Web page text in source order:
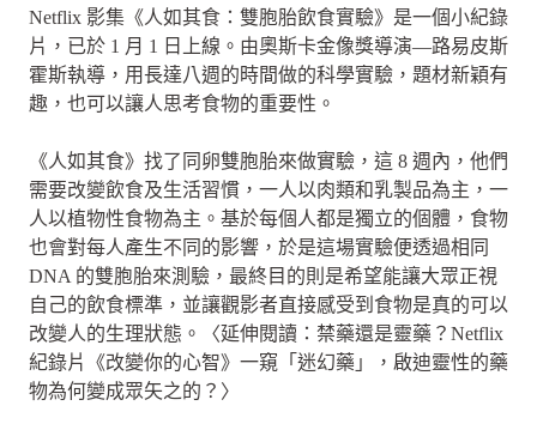
Netflix 影集《人如其食：雙胞胎飲食實驗》是一個小紀錄
片，已於 1 月 1 日上線。由奧斯卡金像獎導演—路易皮斯
霍斯執導，用長達八週的時間做的科學實驗，題材新穎有
趣，也可以讓人思考食物的重要性。
《人如其食》找了同卵雙胞胎來做實驗，這 8 週內，他們
需要改變飲食及生活習慣，一人以肉類和乳製品為主，一
人以植物性食物為主。基於每個人都是獨立的個體，食物
也會對每人產生不同的影響，於是這場實驗便透過相同
DNA 的雙胞胎來測驗，最終目的則是希望能讓大眾正視
自己的飲食標準，並讓觀影者直接感受到食物是真的可以
改變人的生理狀態。〈延伸閱讀：禁藥還是靈藥？Netflix
紀錄片《改變你的心智》一窺「迷幻藥」，啟迪靈性的藥
物為何變成眾矢之的？〉